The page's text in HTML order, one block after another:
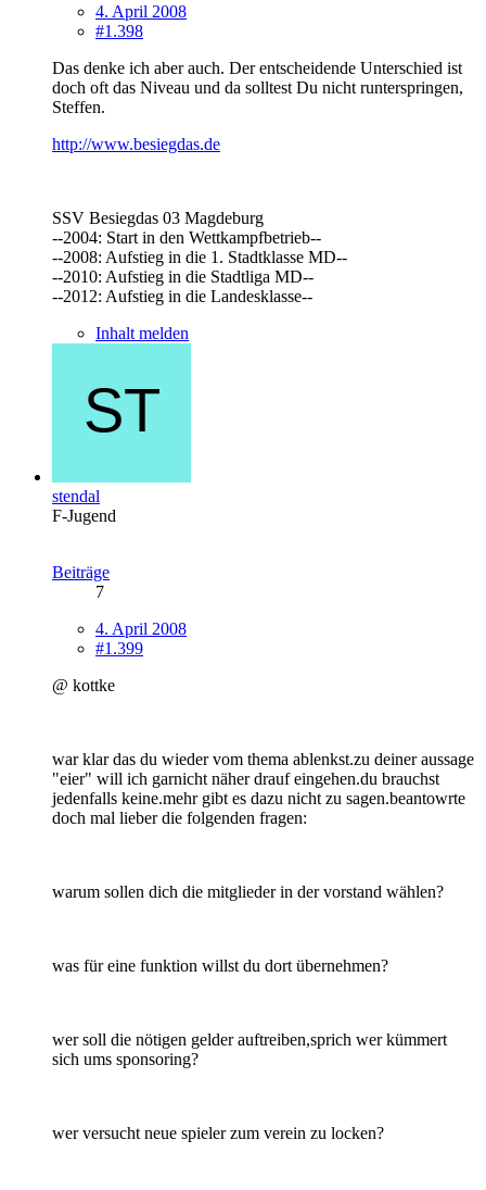
4. April 2008
#1.398
Das denke ich aber auch. Der entscheidende Unterschied ist
doch oft das Niveau und da solltest Du nicht runterspringen,
Steffen.
http://www.besiegdas.de
SSV Besiegdas 03 Magdeburg
--2004: Start in den Wettkampfbetrieb--
--2008: Aufstieg in die 1. Stadtklasse MD--
--2010: Aufstieg in die Stadtliga MD--
--2012: Aufstieg in die Landesklasse--
Inhalt melden
stendal
F-Jugend
Beiträge
7
4. April 2008
#1.399
@ kottke
war klar das du wieder vom thema ablenkst.zu deiner aussage
"eier" will ich garnicht näher drauf eingehen.du brauchst
jedenfalls keine.mehr gibt es dazu nicht zu sagen.beantowrte
doch mal lieber die folgenden fragen:
warum sollen dich die mitglieder in der vorstand wählen?
was für eine funktion willst du dort übernehmen?
wer soll die nötigen gelder auftreiben,sprich wer kümmert
sich ums sponsoring?
wer versucht neue spieler zum verein zu locken?